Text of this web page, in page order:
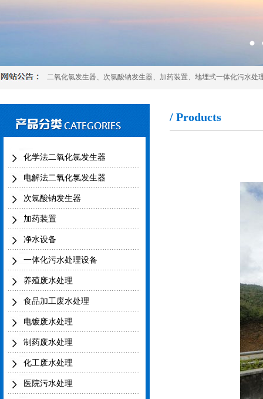
二氧化氯发生器、 次氯酸钠发生器、 加药装置、 地埋式一体化污水处
化学法二氧化氯发生器
电解法二氧化氯发生器
次氯酸钠发生器
加药装置
净水设备
一体化污水处理设备
养殖废水处理
食品加工废水处理
电镀废水处理
制药废水处理
化工废水处理
医院污水处理
/ Products